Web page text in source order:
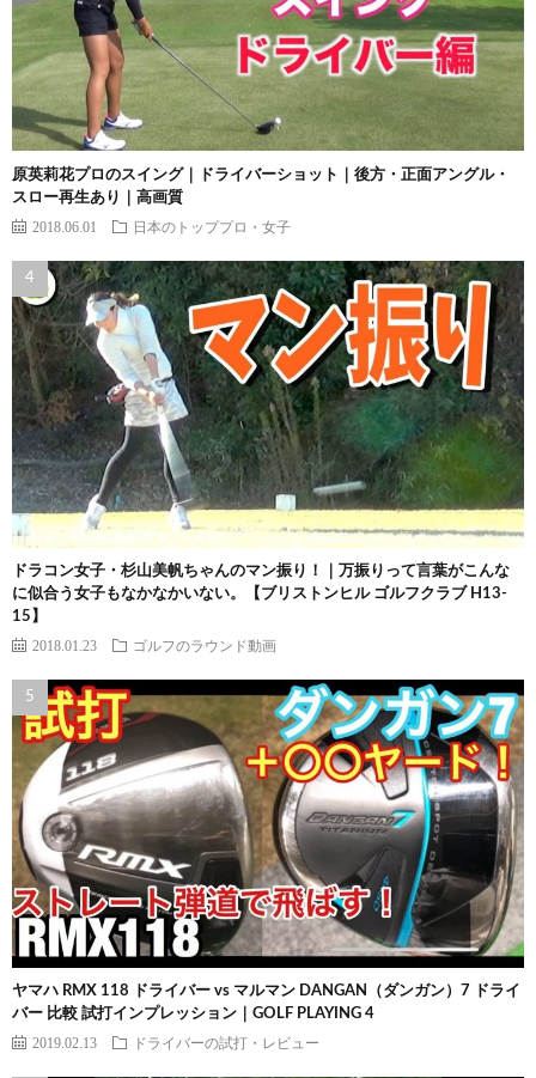
原英莉花プロのスイング｜ドライバーショット｜後方・正面アングル・
スロー再生あり｜高画質
2018.06.01 日本のトッププロ・女子
ドラコン女子・杉山美帆ちゃんのマン振り！｜万振りって言葉がこんな
に似合う女子もなかなかいない。【ブリストンヒル ゴルフクラブ H13-
15】
2018.01.23 ゴルフのラウンド動画
ヤマハ RMX 118 ドライバー vs マルマン DANGAN（ダンガン）7 ドライ
バー 比較 試打インプレッション｜GOLF PLAYING 4
2019.02.13 ドライバーの試打・レビュー